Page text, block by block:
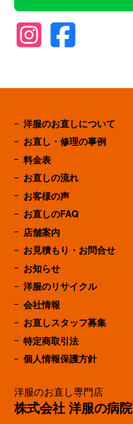
洋服のお直し専門店
株式会社 洋服の病院
洋服のお直しについて
お直し・修理の事例
料金表
お直しの流れ
お客様の声
お直しのFAQ
店舗案内
お見積もり・お問合せ
お知らせ
洋服のリサイクル
会社情報
お直しスタッフ募集
特定商取引法
個人情報保護方針